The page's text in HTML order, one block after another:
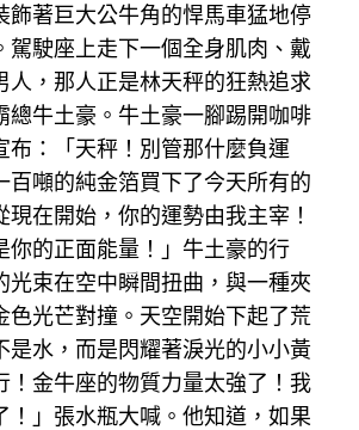
飾著巨大公牛角的悍馬車猛地停
駕駛座上走下一個全身肌肉、戴
人，那人正是林天秤的狂熱追求
牛土豪。牛土豪一腳踢開咖啡
布：「天秤！別管那什麼負運
百噸的純金箔買下了今天所有的
現在開始，你的運勢由我主宰！
你的正面能量！」牛土豪的行
光束在空中瞬間扭曲，與一種夾
色光芒對撞。天空開始下起了荒
是水，而是閃耀著淚光的小小黃
！金牛座的物質力量太強了！我
！」張水瓶大喊。他知道，如果